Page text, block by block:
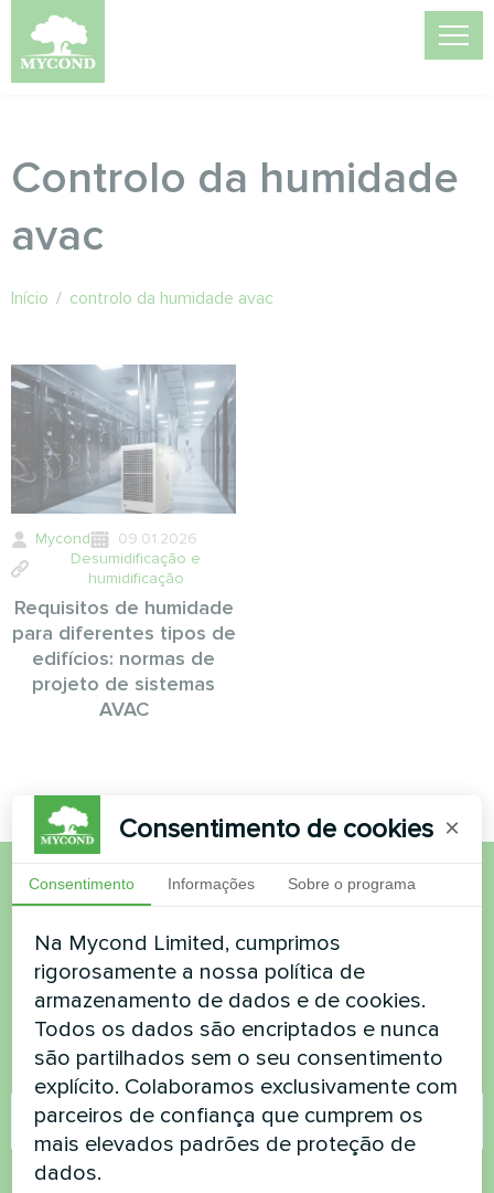
Controlo da humidade
avac
Início / controlo da humidade avac
Mycond
09.01.2026
Desumidificação e
humidificação
Requisitos de humidade
para diferentes tipos de
edifícios: normas de
projeto de sistemas
AVAC
Quer comprar ou tem
dúvidas?
Contacte-nos e nós ajudamo-lo
Número de telefone
Consentimento de cookies ×
Consentimento Informações Sobre o programa
Na Mycond Limited, cumprimos
rigorosamente a nossa política de
armazenamento de dados e de cookies.
Todos os dados são encriptados e nunca
são partilhados sem o seu consentimento
explícito. Colaboramos exclusivamente com
parceiros de confiança que cumprem os
mais elevados padrões de proteção de
dados.